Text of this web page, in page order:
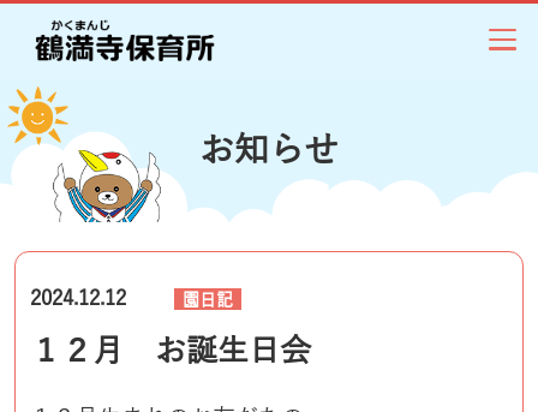
お知らせ
2024.12.12 園日記
１２月 お誕生日会